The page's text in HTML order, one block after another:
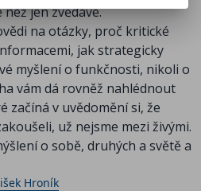
jen zvědavé.
na otázky, proč kritické
jak strategicky
myšlení o funkčnosti, nikoli o
vám dá rovněž nahlédnout
začíná v uvědomění si, že
už nejsme mezi živými.
o sobě, druhých a světě a
Hroník